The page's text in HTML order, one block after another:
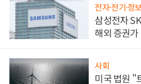
전자·전기·정
삼성전자
해외 증권
사회
미국 법원 "